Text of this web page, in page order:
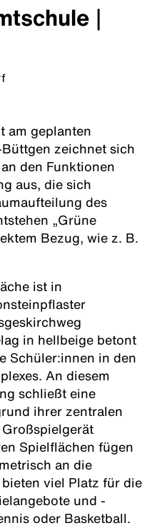
|
am geplanten
zeichnet sich
den Funktionen
aus, die sich
des
„Grüne
Bezug, wie z. B.
ist in
in hellbeige betont
Schüler:innen in den
An diesem
schließt eine
ihrer zentralen
Spielflächen fügen
an die
viel Platz für die
und -
oder Basketball.